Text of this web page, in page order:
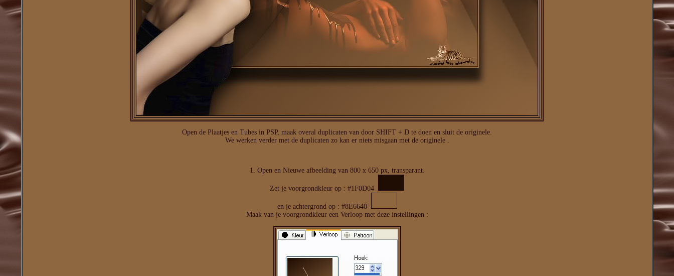
Open de Plaatjes en Tubes in PSP, maak overal duplicaten van door SHIFT + D te doen en sluit de originele.
We werken verder met de duplicaten zo kan er niets misgaan met de originele .
1. Open en Nieuwe afbeelding van 800 x 650 px, transparant.
Zet je voorgrondkleur op : #1F0D04
en je achtergrond op : #8E6640
Maak van je voorgrondkleur een Verloop met deze instellingen :